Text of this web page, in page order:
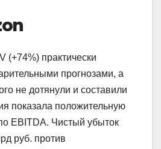
(+74%) практически
прогнозами, а
не дотянули и составили
показала положительную
EBITDA. Чистый убыток
руб. против